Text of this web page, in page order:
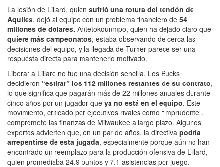
La lesión de Lillard, quien sufrió una rotura del tendón de
Aquiles, dejó al equipo con un problema financiero de 54
millones de dólares. Antetokounmpo, quien ha dejado claro que
quiere más campeonatos, estaba observando de cerca las
decisiones del equipo, y la llegada de Turner parece ser una
respuesta directa para mantenerlo motivado.
Liberar a Lillard no fue una decisión sencilla. Los Bucks
decidieron “estirar” los 112 millones restantes de su contrato,
lo que significa que pagarán más de 22 millones anuales durante
cinco años por un jugador que ya no está en el equipo. Este
movimiento, criticado por ejecutivos rivales como “imprudente”,
compromete las finanzas de Milwaukee a largo plazo. Algunos
expertos advierten que, en un par de años, la directiva podría
arrepentirse de esta jugada, especialmente porque aún no han
encontrado un reemplazo para la producción ofensiva de Lillard,
quien promediaba 24.9 puntos y 7.1 asistencias por juego.